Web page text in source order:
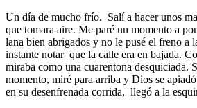
Un día de mucho frío. Salí a hacer unos
que tomara aire. Me paré un momento a
lana bien abrigados y no le pusé el freno a
instante notar que la calle era en bajada.
miraba como una cuarentona desquiciada.
momento, miré para arriba y Dios se
en su desenfrenada corrida, llegó a la